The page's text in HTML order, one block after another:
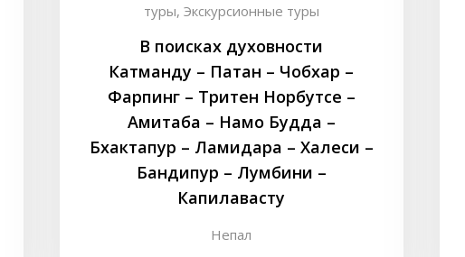
туры, Экскурсионные туры
В поисках духовности
Катманду – Патан – Чобхар –
Фарпинг – Тритен Норбутсе –
Амитаба – Намо Будда –
Бхактапур – Ламидара – Халеси –
Бандипур – Лумбини –
Капилавасту
Непал